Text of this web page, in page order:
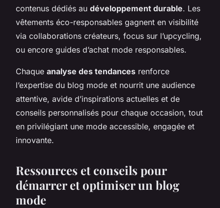
contenus dédiés au développement durable. Les
vêtements éco-responsables gagnent en visibilité
via collaborations créateurs, focus sur l’upcycling,
ou encore guides d’achat mode responsables.
Chaque analyse des tendances renforce
l’expertise du blog mode et nourrit une audience
attentive, avide d’inspirations actuelles et de
conseils personnalisés pour chaque occasion, tout
en privilégiant une mode accessible, engagée et
innovante.
Ressources et conseils pour
démarrer et optimiser un blog
mode